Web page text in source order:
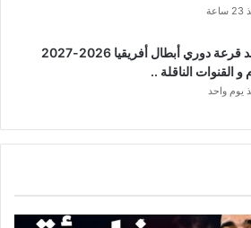
موعد قرعة دوري أبطال أفريقيا 2026-2027
و القنوات الناقلة ..
يوم واحد